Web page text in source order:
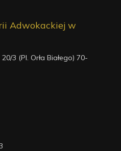
Adwokackiej w
3 (Pl. Orła Białego) 70-